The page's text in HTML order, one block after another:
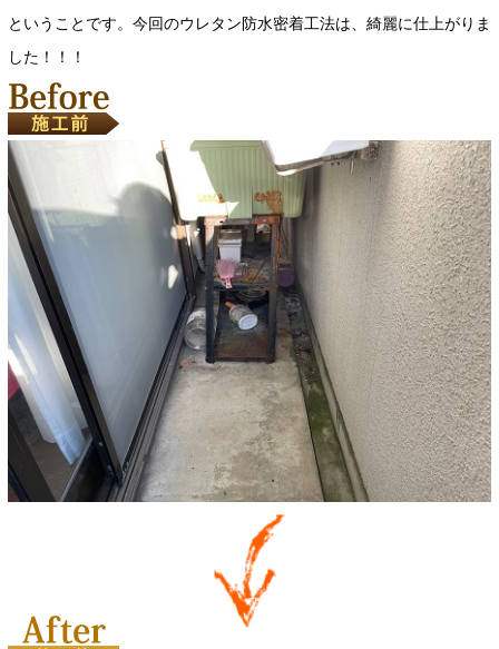
ということです。今回のウレタン防水密着工法は、綺麗に仕上がりま
した！！！